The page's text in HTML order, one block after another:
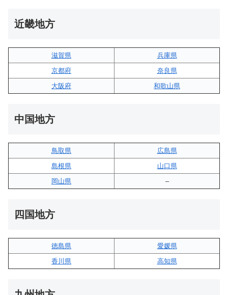
近畿地方
滋賀県
兵庫県
京都府
奈良県
大阪府
和歌山県
中国地方
鳥取県
広島県
島根県
山口県
岡山県
–
四国地方
徳島県
愛媛県
香川県
高知県